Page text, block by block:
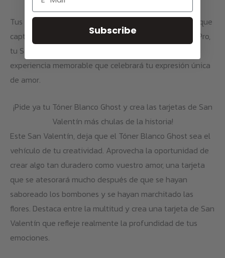
Tus mensajes saltarán de la página con una vitalidad que
captará la esencia de tus sentimientos. Con el Ghost Pro,
tu San Valentín será algo más que un día: será una
experiencia memorable que celebrará tu expresión única
de amor.
¡Pide ya tu Tóner Blanco Ghost y crea las tarjetas de San
Valentín más chulas de la historia!
Este San Valentín, deja que el Tóner Blanco Ghost sea el
vehículo de tu creatividad. Aprovecha la oportunidad de
crear algo tan duradero como vuestro amor, una tarjeta
que se atesorará mucho después de que se hayan
saboreado los bombones y se hayan marchitado las
flores. Destaca entre la multitud y crea una tarjeta de San
Valentín que refleje realmente la profundidad de tus
emociones.
Subscribe